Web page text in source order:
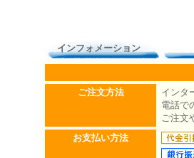
インフォメーション
ご注文方法
インタ
電話で
ご注文
お支払い方法